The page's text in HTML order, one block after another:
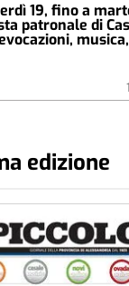
19, fino a
patronale di
edizione